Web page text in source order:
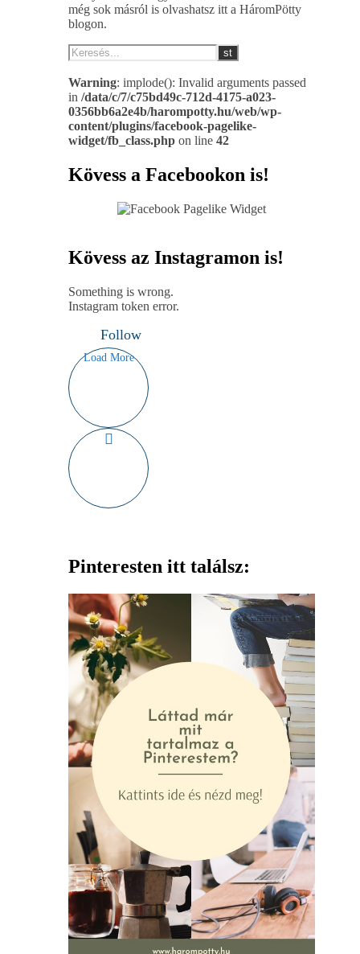
még sok másról is olvashatsz itt a HáromPötty
blogon.
Warning: implode(): Invalid arguments passed
in /data/c/7/c75bd49c-712d-4175-a023-
0356bb6a2e4b/harompotty.hu/web/wp-
content/plugins/facebook-pagelike-
widget/fb_class.php on line 42
Kövess a Facebookon is!
Kövess az Instagramon is!
Something is wrong.
Instagram token error.
Follow
Load More
Pinteresten itt találsz: